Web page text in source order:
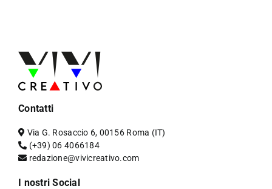
Contatti
Via G. Rosaccio 6, 00156 Roma (IT)
(+39) 06 4066184
redazione@vivicreativo.com
I nostri Social